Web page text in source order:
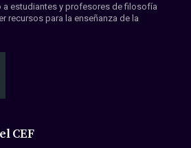
a estudiantes y profesores de filosofía
recursos para la enseñanza de la
CEF